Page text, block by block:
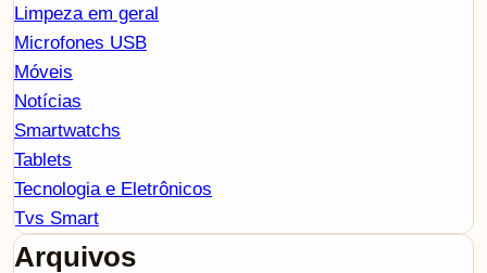
Limpeza em geral
Microfones USB
Móveis
Notícias
Smartwatchs
Tablets
Tecnologia e Eletrônicos
Tvs Smart
Arquivos